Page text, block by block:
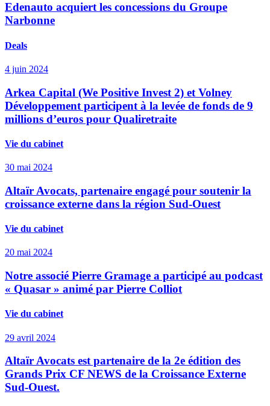
Edenauto acquiert les concessions du Groupe
Narbonne
Deals
4 juin 2024
Arkea Capital (We Positive Invest 2) et Volney
Développement participent à la levée de fonds de 9
millions d’euros pour Qualiretraite
Vie du cabinet
30 mai 2024
Altaïr Avocats, partenaire engagé pour soutenir la
croissance externe dans la région Sud-Ouest
Vie du cabinet
20 mai 2024
Notre associé Pierre Gramage a participé au podcast
« Quasar » animé par Pierre Colliot
Vie du cabinet
29 avril 2024
Altaïr Avocats est partenaire de la 2e édition des
Grands Prix CF NEWS de la Croissance Externe
Sud-Ouest.